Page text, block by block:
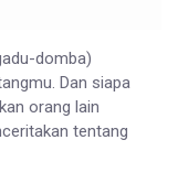
domba)
Dan siapa
orang lain
tentang